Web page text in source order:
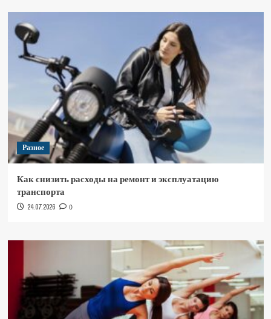
Разное
Как снизить расходы на ремонт и эксплуатацию
транспорта
24.07.2026 0